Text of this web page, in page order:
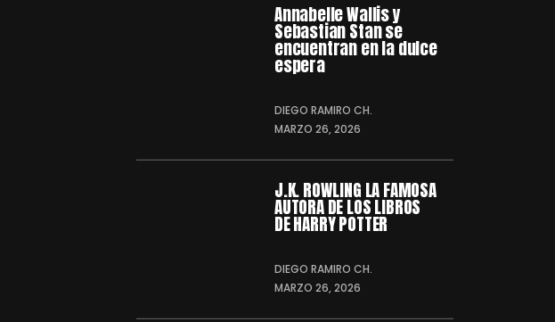
Annabelle Wallis y
Sebastian Stan se
encuentran en la dulce
espera
DIEGO RAMIRO CH.
MARZO 26, 2026
J.K. ROWLING LA FAMOSA
AUTORA DE LOS LIBROS
DE HARRY POTTER
DIEGO RAMIRO CH.
MARZO 26, 2026